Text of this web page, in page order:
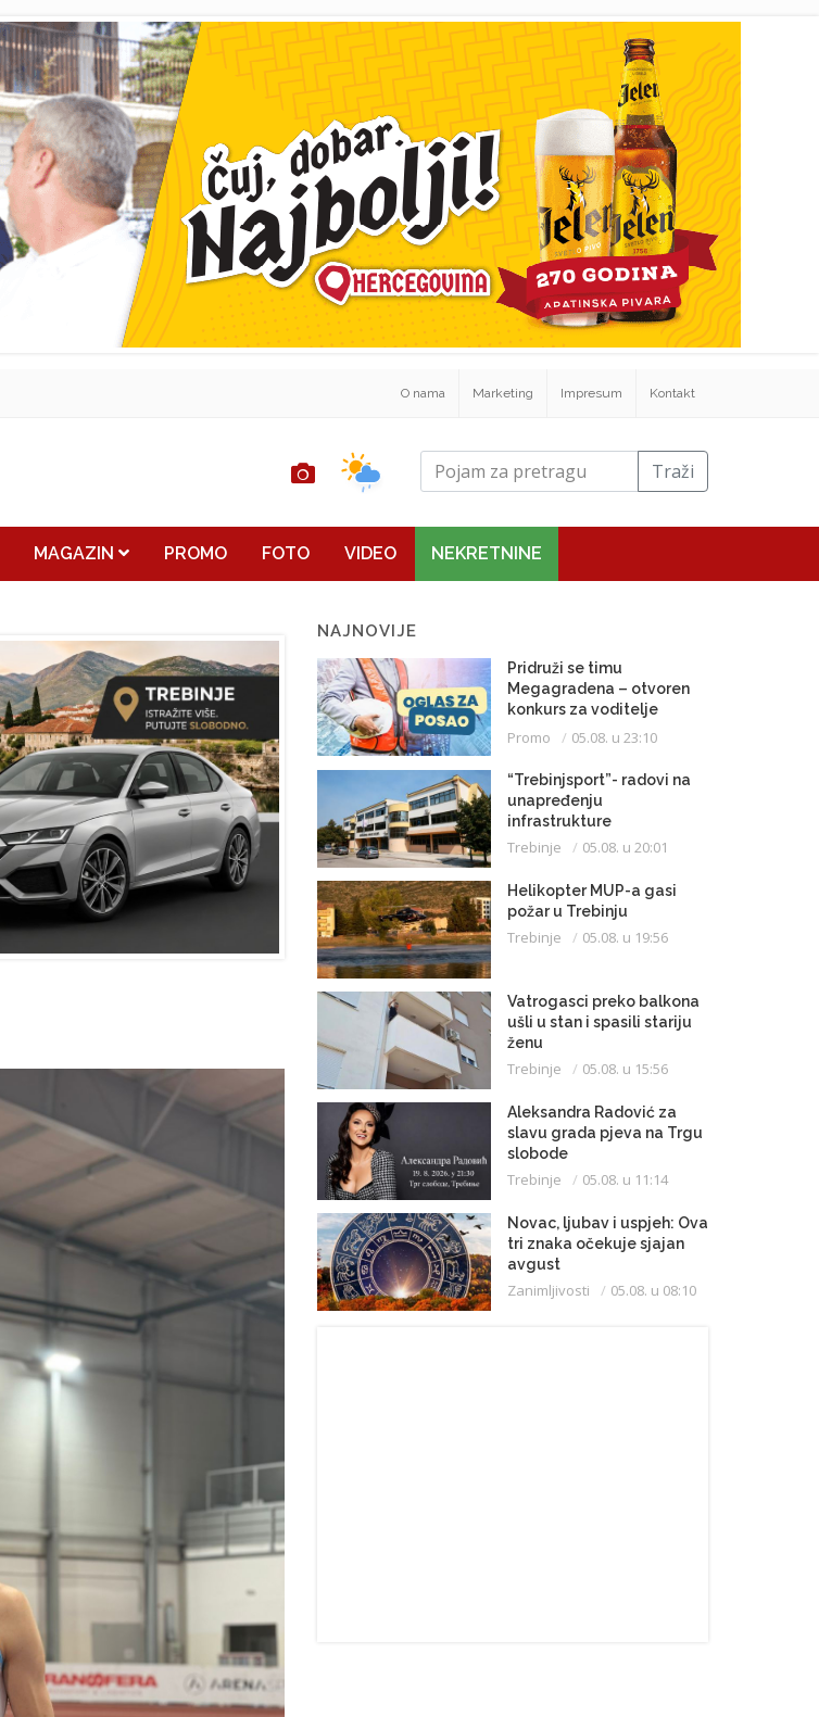
O nama Marketing Impresum Kontakt
Traži
MAGAZIN PROMO FOTO VIDEO NEKRETNINE
NAJNOVIJE
Pridruži se timu
Megagradena – otvoren
konkurs za voditelje
gradilišta
Promo 05.08. u 23:10
“Trebinjsport”- radovi na
unapređenju
infrastrukture
Trebinje 05.08. u 20:01
Helikopter MUP-a gasi
požar u Trebinju
Trebinje 05.08. u 19:56
Vatrogasci preko balkona
ušli u stan i spasili stariju
ženu
Trebinje 05.08. u 15:56
Aleksandra Radović za
slavu grada pjeva na Trgu
slobode
Trebinje 05.08. u 11:14
Novac, ljubav i uspjeh: Ova
tri znaka očekuje sjajan
avgust
Zanimljivosti 05.08. u 08:10